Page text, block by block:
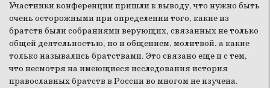
Участники конференции пришли к выводу, что нужно быть
очень осторожными при определении того, какие из
братств были собраниями верующих, связанных не только
общей деятельностью, но и общением, молитвой, а какие
только назывались братствами. Это связано еще и с тем,
что несмотря на имеющиеся исследования история
православных братств в России во многом не изучена.